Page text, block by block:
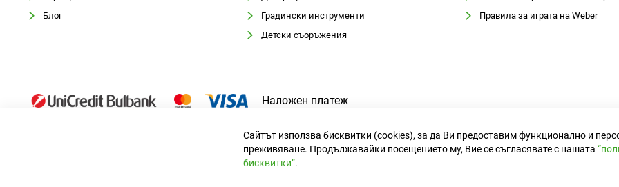
Блог
Градински инструменти
Детски съоръжения
Правила за играта на Weber
Наложен платеж
Сайтът използва бисквитки (cookies), за да Ви предоставим функционално и
преживяване. Продължавайки посещението му, Вие се съгласявате с нашата
бисквитки”.